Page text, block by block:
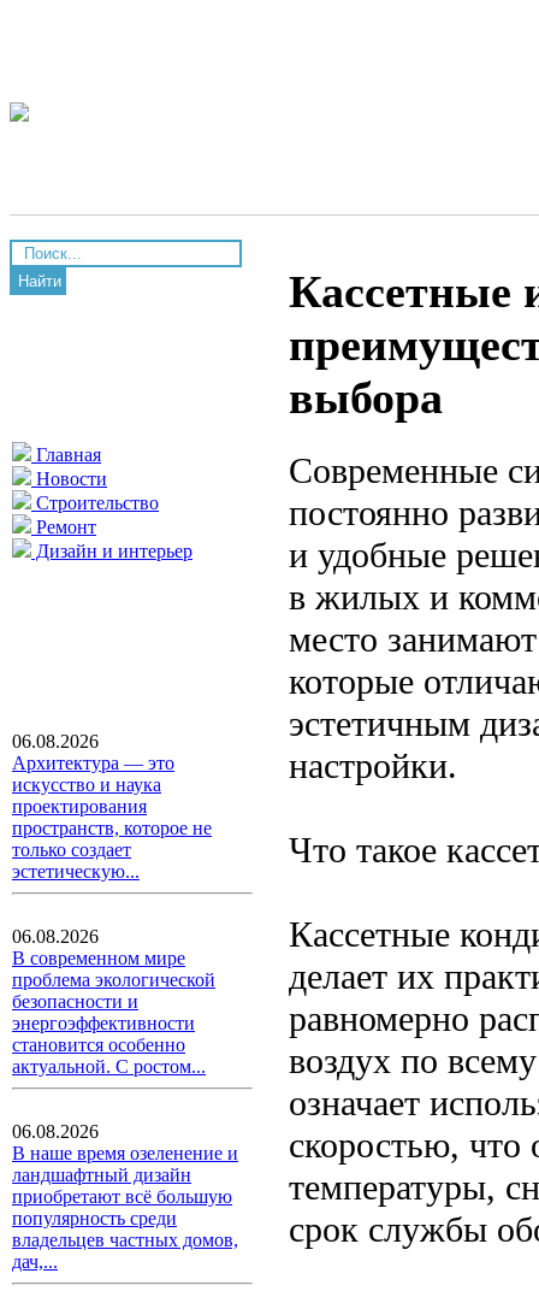
Найти
Главная
Новости
Строительство
Ремонт
Дизайн и интерьер
06.08.2026
Архитектура — это
искусство и наука
проектирования
пространств, которое не
только создает
эстетическую...
06.08.2026
В современном мире
проблема экологической
безопасности и
энергоэффективности
становится особенно
актуальной. С ростом...
06.08.2026
В наше время озеленение и
ландшафтный дизайн
приобретают всё большую
популярность среди
владельцев частных домов,
дач,...
Кассетные
выбора
Современные
постоянно
и удобные
в жилых и
место
которые
эстетичным
настройки.
Что такое
Кассетные
делает их
равномерно
воздух по
означает
скоростью, что
температуры,
срок службы